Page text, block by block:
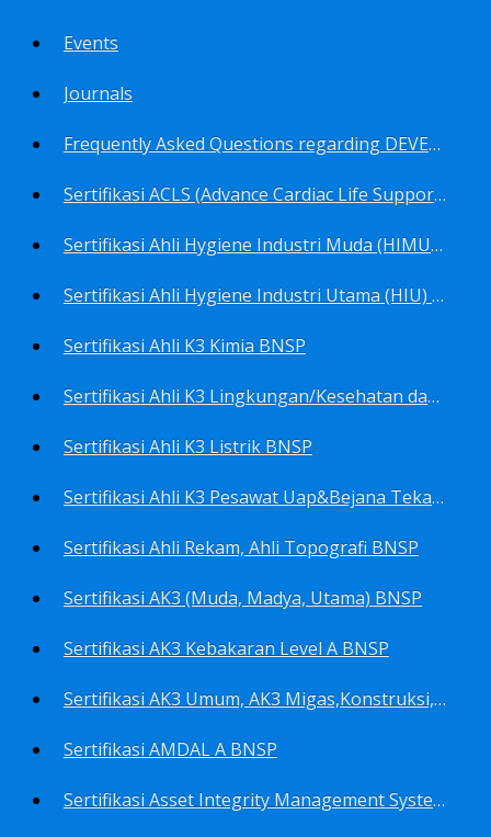
Events
Journals
Frequently Asked Questions regarding DEVELOP Training Center
Sertifikasi ACLS (Advance Cardiac Life Support) BNSP
Sertifikasi Ahli Hygiene Industri Muda (HIMU) BNSP
Sertifikasi Ahli Hygiene Industri Utama (HIU) BNSP
Sertifikasi Ahli K3 Kimia BNSP
Sertifikasi Ahli K3 Lingkungan/Kesehatan dan Keselamatan Kerja Lingkungan
Sertifikasi Ahli K3 Listrik BNSP
Sertifikasi Ahli K3 Pesawat Uap&Bejana Tekan BNSP
Sertifikasi Ahli Rekam, Ahli Topografi BNSP
Sertifikasi AK3 (Muda, Madya, Utama) BNSP
Sertifikasi AK3 Kebakaran Level A BNSP
Sertifikasi AK3 Umum, AK3 Migas,Konstruksi,Listrik&Boiler BNSP
Sertifikasi AMDAL A BNSP
Sertifikasi Asset Integrity Management System BNSP